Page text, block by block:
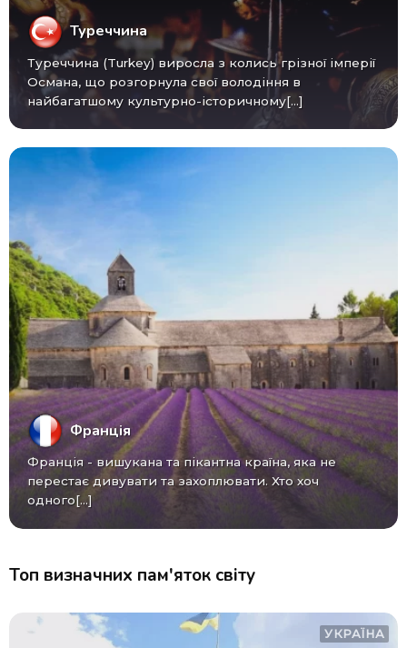
Туреччина
Туреччина (Turkey) виросла з колись грізної імперії
Османа, що розгорнула свої володіння в
найбагатшому культурно-історичному[...]
Франція
Франція - вишукана та пікантна країна, яка не
перестає дивувати та захоплювати. Хто хоч
одного[...]
Топ визначних пам'яток світу
УКРАЇНА